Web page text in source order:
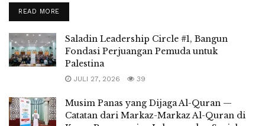
READ MORE
Saladin Leadership Circle #1, Bangun
Fondasi Perjuangan Pemuda untuk
Palestina
JULI 27, 2026 39
Musim Panas yang Dijaga Al-Quran —
Catatan dari Markaz-Markaz Al-Quran di